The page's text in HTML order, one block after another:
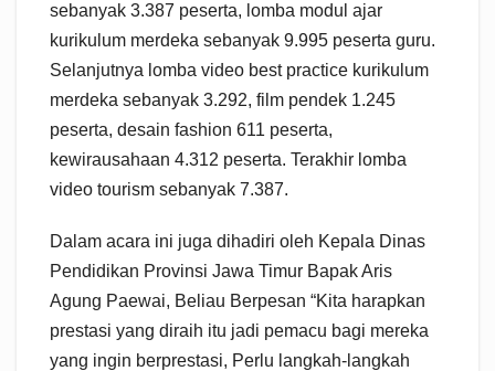
sebanyak 3.387 peserta, lomba modul ajar
kurikulum merdeka sebanyak 9.995 peserta guru.
Selanjutnya lomba video best practice kurikulum
merdeka sebanyak 3.292, film pendek 1.245
peserta, desain fashion 611 peserta,
kewirausahaan 4.312 peserta. Terakhir lomba
video tourism sebanyak 7.387.
Dalam acara ini juga dihadiri oleh Kepala Dinas
Pendidikan Provinsi Jawa Timur Bapak Aris
Agung Paewai, Beliau Berpesan “Kita harapkan
prestasi yang diraih itu jadi pemacu bagi mereka
yang ingin berprestasi, Perlu langkah-langkah